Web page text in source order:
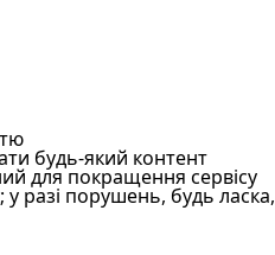
будь-який контент
для покращення сервісу
разі порушень, будь ласка,